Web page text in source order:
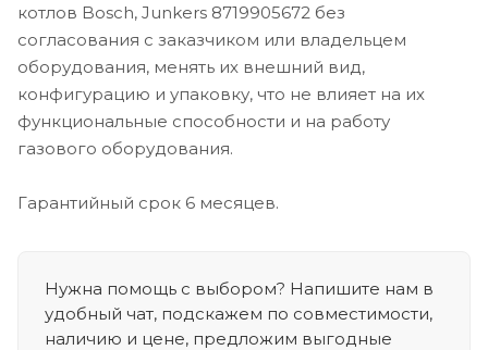
котлов Bosch, Junkers 8719905672 без
согласования с заказчиком или владельцем
оборудования, менять их внешний вид,
конфигурацию и упаковку, что не влияет на их
функциональные способности и на работу
газового оборудования.
Гарантийный срок 6 месяцев.
Нужна помощь с выбором? Напишите нам в
удобный чат, подскажем по совместимости,
наличию и цене, предложим выгодные